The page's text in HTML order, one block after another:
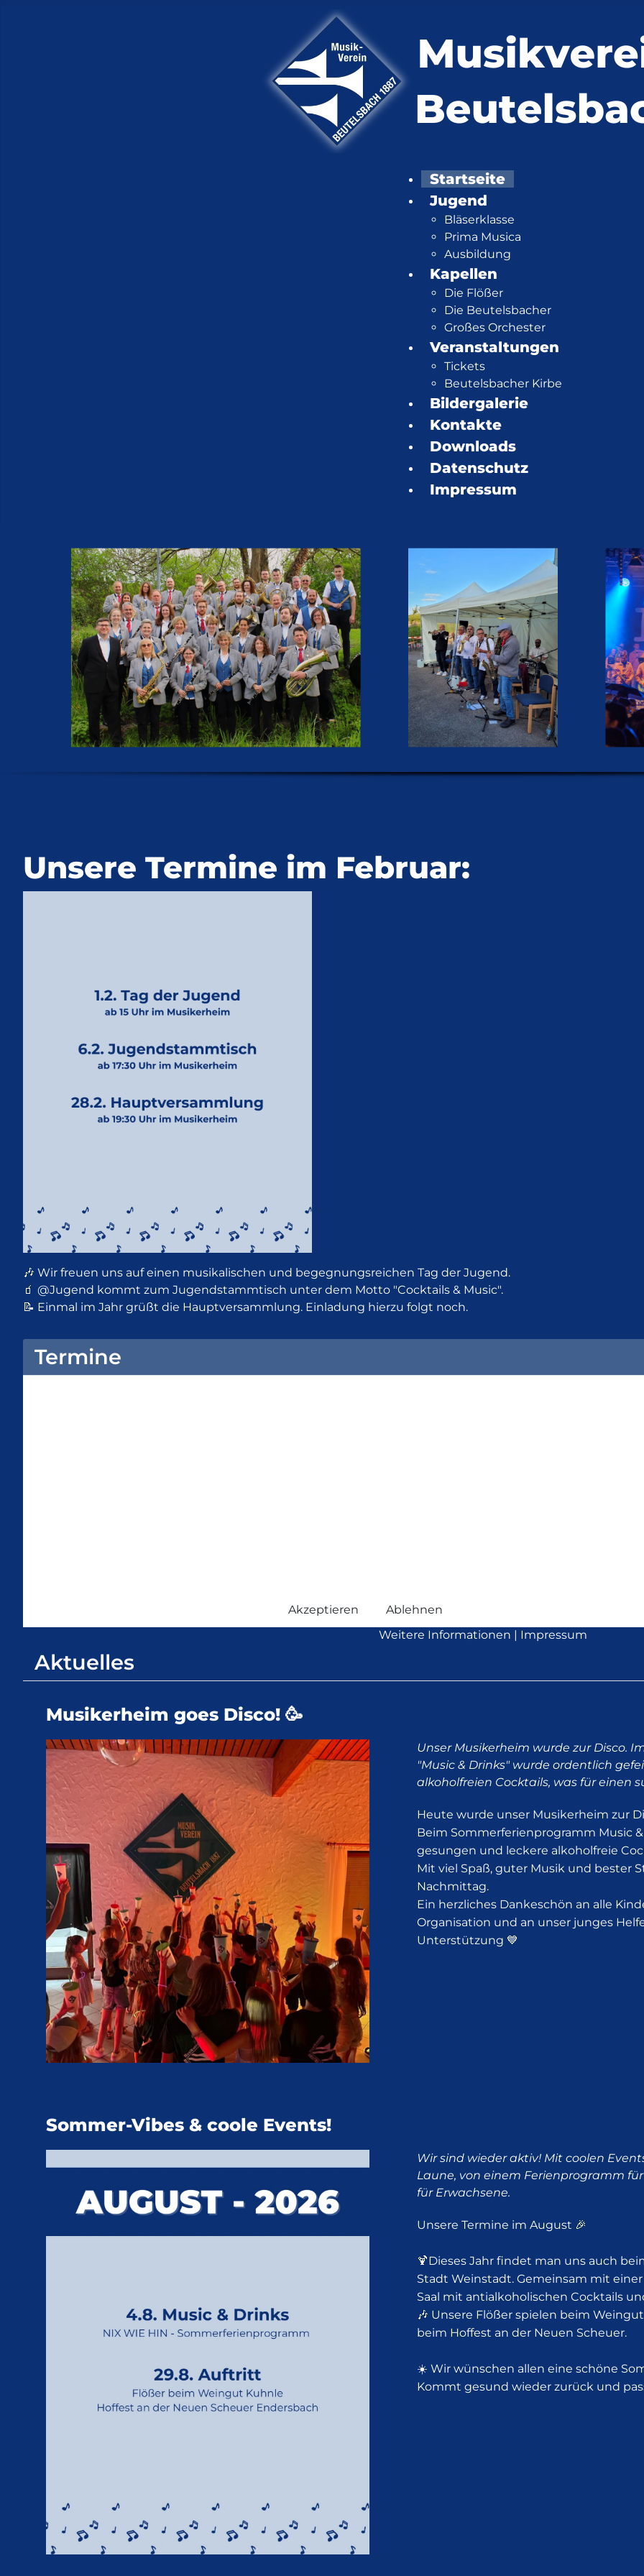
Startseite
Jugend
Bläserklasse
Prima Musica
Ausbildung
Kapellen
Die Flößer
Die Beutelsbacher
Großes Orchester
Veranstaltungen
Tickets
Beutelsbacher Kirbe
Bildergalerie
Kontakte
Downloads
Datenschutz
Impressum
Termine
Unsere Termine im Februar:
🎶 Wir freuen uns auf einen musikalischen und begegnungsreichen Tag der Jugend.
🧃 @Jugend kommt zum Jugendstammtisch unter dem Motto "Cocktails & Music".
📝 Einmal im Jahr grüßt die Hauptversammlung. Einladung hierzu folgt noch.
Aktuelles
Musikerheim goes Disco! 🥳
Unser Musikerheim wurde zur Disco.
"Music & Drinks" wurde ordentlich
alkoholfreien Cocktails, was für einen
Heute wurde unser Musikerheim zur
Beim Sommerferienprogramm Music
gesungen und leckere alkoholfreie
Mit viel Spaß, guter Musik und bester
Nachmittag.
Ein herzliches Dankeschön an alle
Organisation und an unser junges
Unterstützung 💙
Sommer-Vibes & coole Events!
Wir sind wieder aktiv! Mit coolen
Laune, von einem Ferienprogramm
für Erwachsene.
Unsere Termine im August 🎉
🍹Dieses Jahr findet man uns auch
Stadt Weinstadt. Gemeinsam mit
Saal mit antialkoholischen Cocktails
🎶 Unsere Flößer spielen beim
beim Hoffest an der Neuen Scheuer.
☀️ Wir wünschen allen eine schöne
Kommt gesund wieder zurück und
Akzeptieren
Ablehnen
Weitere Informationen | Impressum